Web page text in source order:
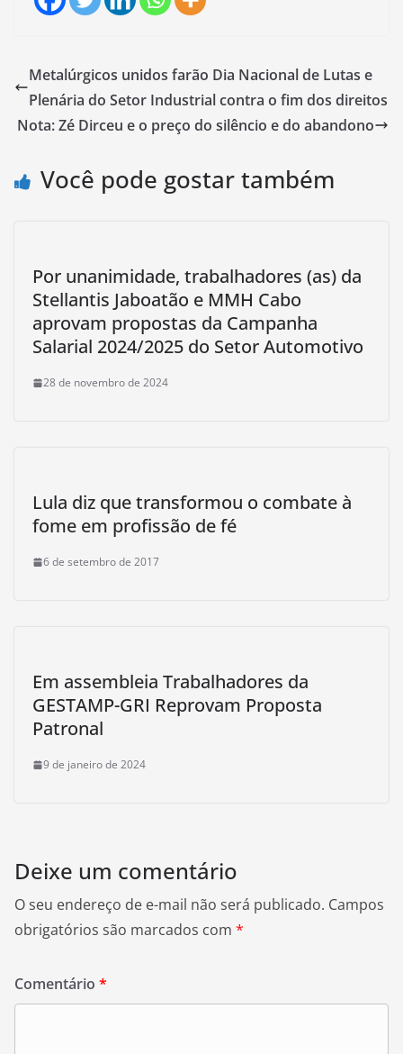
Metalúrgicos unidos farão Dia Nacional de Lutas e
Plenária do Setor Industrial contra o fim dos direitos
Nota: Zé Dirceu e o preço do silêncio e do abandono
Você pode gostar também
Por unanimidade, trabalhadores (as) da
Stellantis Jaboatão e MMH Cabo
aprovam propostas da Campanha
Salarial 2024/2025 do Setor Automotivo
28 de novembro de 2024
Lula diz que transformou o combate à
fome em profissão de fé
6 de setembro de 2017
Em assembleia Trabalhadores da
GESTAMP-GRI Reprovam Proposta
Patronal
9 de janeiro de 2024
Deixe um comentário
O seu endereço de e-mail não será publicado. Campos
obrigatórios são marcados com *
Comentário *